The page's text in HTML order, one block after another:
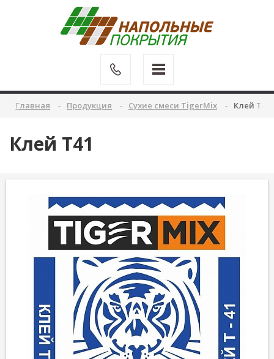
Главная Продукция Сухие смеси TigerMix Клей Т41
Клей Т41